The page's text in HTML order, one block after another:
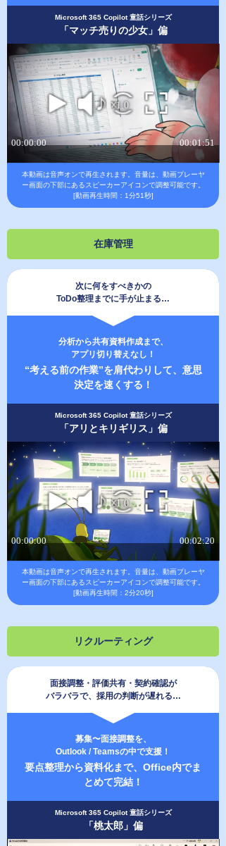
Microsoft 365 Copilot 童話シリーズ
「マッチ売りの少女」偏
本動画は音声オンで再生されます。 音量は、動画プレーヤ
ー画面の下部にあるスピーカーアイコンで調整可能です。
[動画再生時間：1分51秒]
在庫管理
次に何をすべきかの
ToDo整理までに手が止まる…
分析から共有資料作成まで、
アプリ切り替えなし！
“考える前の作業”を肩代わりして、意思
決定を速くする！
Microsoft 365 Copilot 童話シリーズ
「アリとキリギリス」偏
本動画は音声オンで再生されます。 音量は、動画プレーヤ
ー画面の下部にあるスピーカーアイコンで調整可能です。
[動画再生時間：2分20秒]
リクルーティング
面接調整・評価共有・契約確認が
バラバラで、採用の判断が遅れる…
募集〜面接調整を、
Outlook / Teamsの中で支援！
要点整理から資料化まで、Office内でま
とめて完結！
Microsoft 365 Copilot 童話シリーズ
「桃太郎」偏